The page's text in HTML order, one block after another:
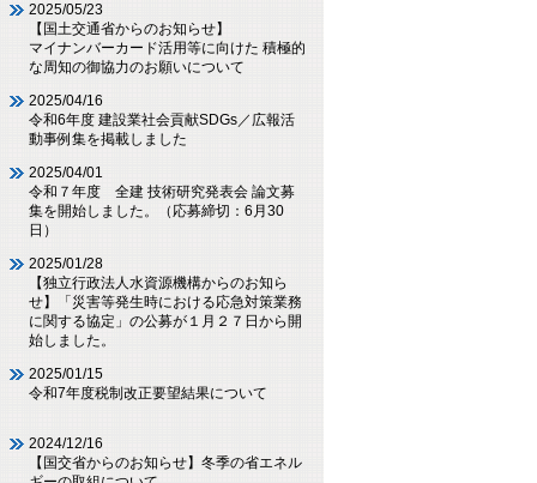
2025/05/23
【国土交通省からのお知らせ】
マイナンバーカード活用等に向けた 積極的
な周知の御協力のお願いについて
2025/04/16
令和6年度 建設業社会貢献SDGs／広報活
動事例集を掲載しました
2025/04/01
令和７年度 全建 技術研究発表会 論文募
集を開始しました。（応募締切：6月30
日）
2025/01/28
【独立行政法人水資源機構からのお知ら
せ】「災害等発生時における応急対策業務
に関する協定」の公募が１月２７日から開
始しました。
2025/01/15
令和7年度税制改正要望結果について
2024/12/16
【国交省からのお知らせ】冬季の省エネル